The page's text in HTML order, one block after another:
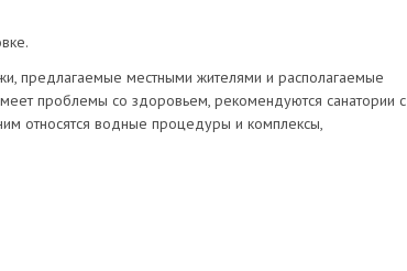
предлагаемые местными жителями и располагаемые
проблемы со здоровьем, рекомендуются санатории с
относятся водные процедуры и комплексы,